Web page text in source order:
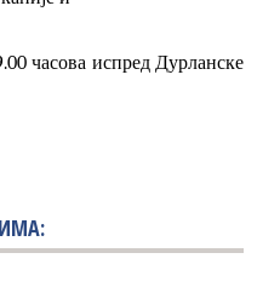
часова испред Дурланске